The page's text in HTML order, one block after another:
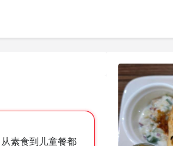
素食到儿童餐都